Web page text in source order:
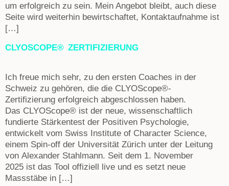
um erfolgreich zu sein. Mein Angebot bleibt, auch diese
Seite wird weiterhin bewirtschaftet, Kontaktaufnahme ist
[…]
CLYOSCOPE® ZERTIFIZIERUNG
Ich freue mich sehr, zu den ersten Coaches in der
Schweiz zu gehören, die die CLYOScope®-
Zertifizierung erfolgreich abgeschlossen haben.
Das CLYOScope® ist der neue, wissenschaftlich
fundierte Stärkentest der Positiven Psychologie,
entwickelt vom Swiss Institute of Character Science,
einem Spin-off der Universität Zürich unter der Leitung
von Alexander Stahlmann. Seit dem 1. November
2025 ist das Tool offiziell live und es setzt neue
Massstäbe in […]